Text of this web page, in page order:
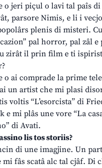
o jeri piçul o lavi tal paîs
parsore Nimis, e li i
plenis di misteri.
pal horror, pal zâl
zirât il prin film e ti
o ai comprade la prime
un artist che mi plasi
voltis “L’esorcista” di
e mi plâs une vore “La
di Avati.
lis tos storiis?
di une imagjine. Un
mi fâs scatâ alc tal cjâf. Di